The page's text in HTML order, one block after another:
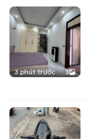
3 phút trước 3